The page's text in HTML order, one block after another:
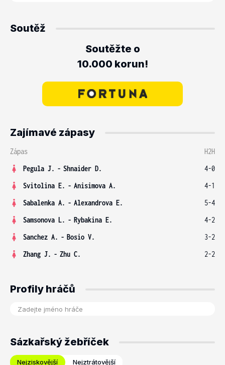
Soutěž
Soutěžte o
10.000 korun!
Zajímavé zápasy
Zápas
H2H
Pegula J. - Shnaider D.
4-0
Svitolina E. - Anisimova A.
4-1
Sabalenka A. - Alexandrova E.
5-4
Samsonova L. - Rybakina E.
4-2
Sanchez A. - Bosio V.
3-2
Zhang J. - Zhu C. 2-2
Profily hráčů
Sázkařský žebříček
Nejziskovější Nejztrátovější